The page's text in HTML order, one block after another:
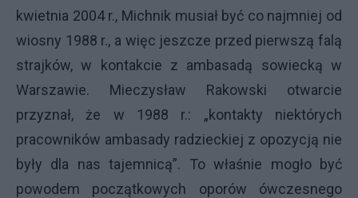
kwietnia 2004 r., Michnik musiał być co najmniej od
wiosny 1988 r., a więc jeszcze przed pierwszą falą
strajków, w kontakcie z ambasadą sowiecką w
Warszawie. Mieczysław Rakowski otwarcie
przyznał, że w 1988 r.: „kontakty niektórych
pracowników ambasady radzieckiej z opozycją nie
były dla nas tajemnicą”. To właśnie mogło być
powodem początkowych oporów ówczesnego